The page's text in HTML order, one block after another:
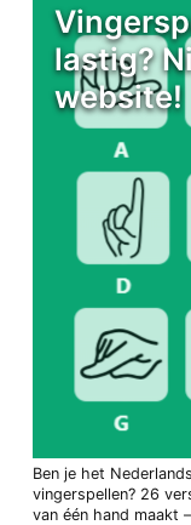
lastig?
website!
Ben je het
vingerspellen? 26
van één hand maakt